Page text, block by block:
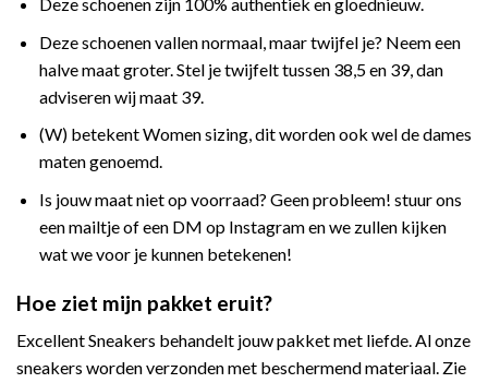
Deze schoenen vallen normaal, maar twijfel je? Neem een
halve maat groter. Stel je twijfelt tussen 38,5 en 39, dan
adviseren wij maat 39.
(W) betekent Women sizing, dit worden ook wel de dames
maten genoemd.
Is jouw maat niet op voorraad? Geen probleem! stuur ons
een mailtje of een DM op Instagram en we zullen kijken
wat we voor je kunnen betekenen!
Hoe ziet mijn pakket eruit?
Excellent Sneakers behandelt jouw pakket met liefde. Al onze
sneakers worden verzonden met beschermend materiaal. Zie